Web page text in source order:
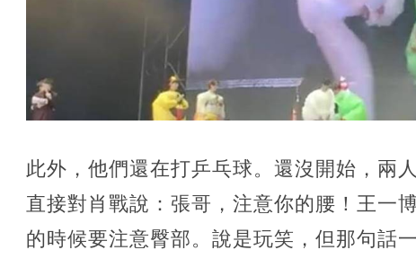
此外，他們還在打乒乓球。還沒開始，兩
直接對肖戰說：張哥，注意你的腰！王一
的時候要注意臀部。說是玩笑，但那句話